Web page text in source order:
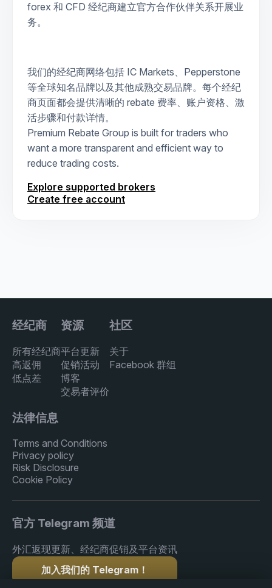
forex 和 CFD 经纪商建立官方合作伙伴关系开展业
务。
我们的经纪商网络包括 IC Markets、Pepperstone
等全球知名品牌以及其他成熟交易品牌。每个经纪
商页面都会提供清晰的 rebate 费率、账户资格、激
活步骤和付款详情。
Premium Rebate Group is built for traders who
want a more transparent and efficient way to
reduce trading costs.
Explore supported brokers
Create free account
经纪商
所有经纪商
高返佣
低点差
资源
平台更新
促销活动
博客
交易者评价
社区
关于
Facebook 群组
法律信息
Terms and Conditions
Privacy policy
Risk Disclosure
Cookie Policy
官方 Telegram 频道
外汇返现更新、经纪商促销及平台资讯
加入我们的 Telegram！